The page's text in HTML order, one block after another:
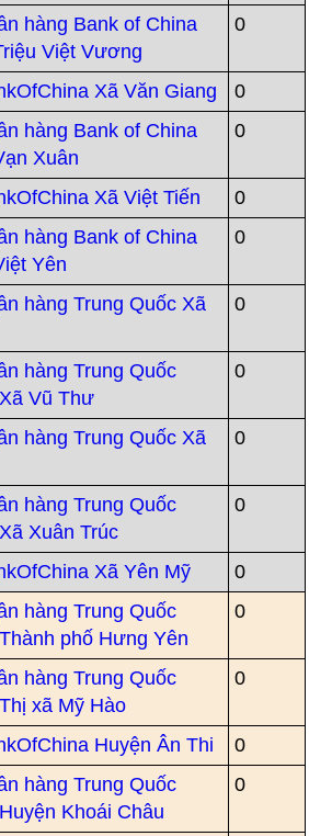
hàng Bank of China
Việt Vương
0
Xã Văn Giang
0
hàng Bank of China
Xuân
0
Xã Việt Tiến
0
hàng Bank of China
Yên
0
hàng Trung Quốc Xã
0
hàng Trung Quốc
Vũ Thư
0
hàng Trung Quốc Xã
0
hàng Trung Quốc
Xuân Trúc
0
Xã Yên Mỹ
0
hàng Trung Quốc
phố Hưng Yên
0
hàng Trung Quốc
xã Mỹ Hào
0
Huyện Ân Thi
0
hàng Trung Quốc
Khoái Châu
0